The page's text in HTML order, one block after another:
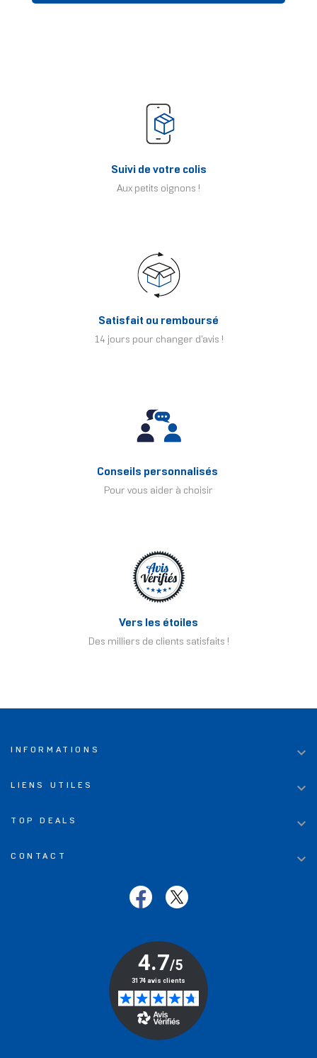
Suivi de votre colis
Aux petits oignons !
Satisfait ou remboursé
14 jours pour changer d'avis !
Conseils personnalisés
Pour vous aider à choisir
Vers les étoiles
Des milliers de clients satisfaits !
INFORMATIONS 
LIENS UTILES 
TOP DEALS 
CONTACT 